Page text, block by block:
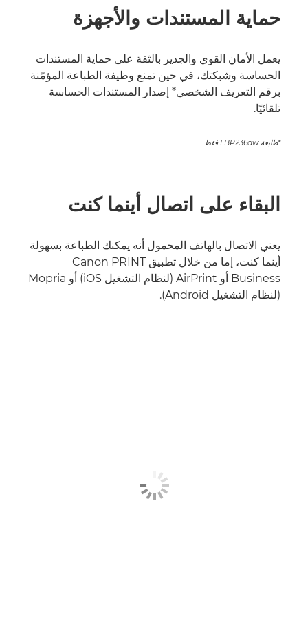
حماية المستندات والأجهزة
يعمل الأمان القوي والجدير بالثقة على حماية المستندات
الحساسة وشبكتك، في حين تمنع وظيفة الطباعة المؤمّنة
برقم التعريف الشخصي* إصدار المستندات الحساسة
تلقائيًا.
*طابعة LBP236dw فقط
البقاء على اتصال أينما كنت
يعني الاتصال بالهاتف المحمول أنه يمكنك الطباعة بسهولة
أينما كنت، إما من خلال تطبيق Canon PRINT
Business أو AirPrint (لنظام التشغيل iOS) أو Mopria
(لنظام التشغيل Android).